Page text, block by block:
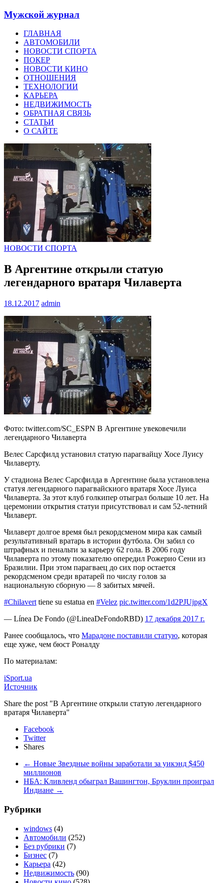
Мужской журнал
ГЛАВНАЯ
АВТОМОБИЛИ
НОВОСТИ СПОРТА
ПОКЕР
НОВОСТИ КИНО
ОТНОШЕНИЯ
ТЕХНОЛОГИИ
КАРЬЕРА
НЕДВИЖИМОСТЬ
ОБРАТНАЯ СВЯЗЬ
СТАТЬИ
О САЙТЕ
НОВОСТИ СПОРТА
В Аргентине открыли статую
легендарного вратаря Чилаверта
18.12.2017 admin
Фото: twitter.com/SC_ESPN В Аргентине увековечили
легендарного Чилаверта
Велес Сарсфилд установил статую парагвайцу Хосе Луису
Чилаверту.
У стадиона Велес Сарсфилда в Аргентине была установлена
статуя легендарного парагвайскиого вратаря Хосе Луиса
Чилаверта. За этот клуб голкипер отыграл больше 10 лет. На
церемонии открытия статуи присутствовал и сам 52-летний
Чилаверт.
Чилаверт долгое время был рекордсменом мира как самый
результативный вратарь в истории футбола. Он забил со
штрафных и пенальти за карьеру 62 гола. В 2006 году
Чилаверта по этому показателю опередил Рожерио Сени из
Бразилии. При этом парагваец до сих пор остается
рекордсменом среди вратарей по числу голов за
национальную сборную — 8 забитых мячей.
#Chilavert tiene su estatua en #Velez pic.twitter.com/1d2PJUjpgX
— Línea De Fondo (@LineaDeFondoRBD) 17 декабря 2017 г.
Ранее сообщалось, что Марадоне поставили статую, которая
еще хуже, чем бюст Роналду
По материалам:
iSport.ua
Источник
Share the post "В Аргентине открыли статую легендарного
вратаря Чилаверта"
Facebook
Twitter
Shares
← Новые Звездные войны заработали за уикэнд $450
миллионов
НБА: Кливленд обыграл Вашингтон, Бруклин проиграл
Индиане →
Рубрики
windows (4)
Автомобили (252)
Без рубрики (7)
Бизнес (7)
Карьера (42)
Недвижимость (90)